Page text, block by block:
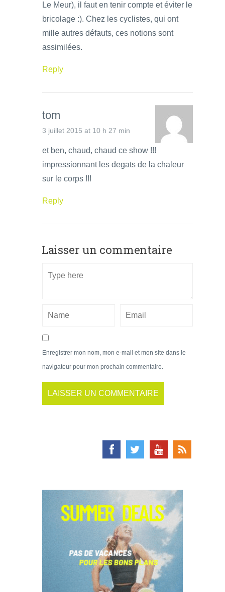
Le Meur), il faut en tenir compte et éviter le
bricolage :). Chez les cyclistes, qui ont
mille autres défauts, ces notions sont
assimilées.
Reply
tom
3 juillet 2015 at 10 h 27 min
et ben, chaud, chaud ce show !!!
impressionnant les degats de la chaleur
sur le corps !!!
Reply
Laisser un commentaire
Enregistrer mon nom, mon e-mail et mon site dans le
navigateur pour mon prochain commentaire.